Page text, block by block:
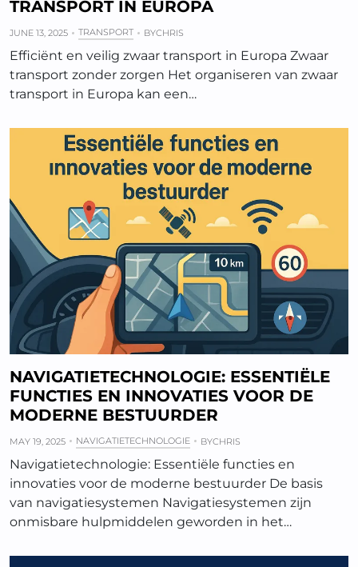
TRANSPORT IN EUROPA
JUNE 13, 2025 TRANSPORT BYCHRIS
Efficiënt en veilig zwaar transport in Europa Zwaar
transport zonder zorgen Het organiseren van zwaar
transport in Europa kan een…
NAVIGATIETECHNOLOGIE: ESSENTIËLE
FUNCTIES EN INNOVATIES VOOR DE
MODERNE BESTUURDER
MAY 19, 2025 NAVIGATIETECHNOLOGIE BYCHRIS
Navigatietechnologie: Essentiële functies en
innovaties voor de moderne bestuurder De basis
van navigatiesystemen Navigatiesystemen zijn
onmisbare hulpmiddelen geworden in het…